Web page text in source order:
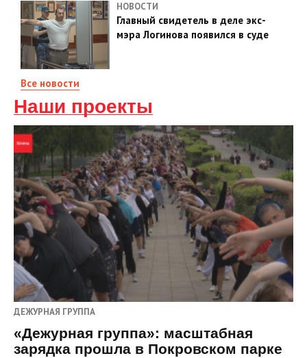
НОВОСТИ
Главный свидетель в деле экс-
мэра Логинова появился в суде
Все новости
Наши проекты
ДЕЖУРНАЯ ГРУППА
«Дежурная группа»: масштабная
зарядка прошла в Покровском парке